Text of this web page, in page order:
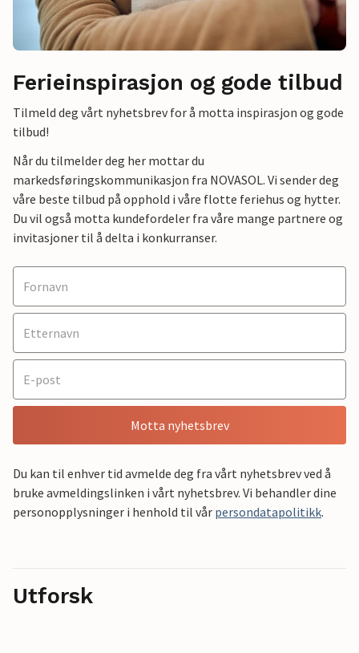
Ferieinspirasjon og gode tilbud
Tilmeld deg vårt nyhetsbrev for å motta inspirasjon og gode
tilbud!
Når du tilmelder deg her mottar du
markedsføringskommunikasjon fra NOVASOL. Vi sender deg
våre beste tilbud på opphold i våre flotte feriehus og hytter.
Du vil også motta kundefordeler fra våre mange partnere og
invitasjoner til å delta i konkurranser.
Motta nyhetsbrev
Du kan til enhver tid avmelde deg fra vårt nyhetsbrev ved å
bruke avmeldingslinken i vårt nyhetsbrev. Vi behandler dine
personopplysninger i henhold til vår persondatapolitikk.
Utforsk